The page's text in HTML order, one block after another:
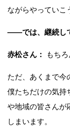
ながらやっていこ
——では、継続し
赤松さん： もちろ
ただ、あくまで今
僕たちだけの気持
や地域の皆さんが
しまいます。